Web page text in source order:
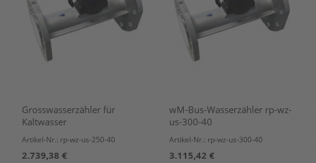
Grosswasserzähler für
Kaltwasser
Artikel-Nr.: rp-wz-us-250-40
2.739,38 €
wM-Bus-Wasserzähler rp-wz-
us-300-40
Artikel-Nr.: rp-wz-us-300-40
3.115,42 €